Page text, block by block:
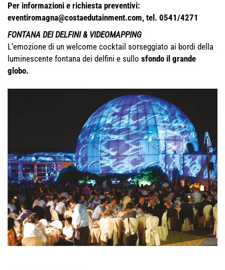
Per informazioni e richiesta preventivi:
eventiromagna@costaedutainment.com, tel. 0541/4271
FONTANA DEI DELFINI & VIDEOMAPPING
L’emozione di un welcome cocktail sorseggiato ai bordi della
luminescente fontana dei delfini e sullo sfondo il grande
globo.